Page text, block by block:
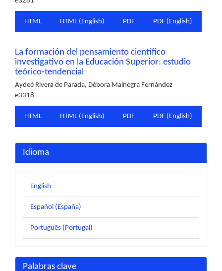
HTML HTML (English) PDF PDF (English)
La formación del pensamiento científico
investigativo en la Educación Superior: estudio
teórico-tendencial
Aydeé Rivera de Parada, Débora Mainegra Fernández
e3318
HTML HTML (English) PDF PDF (English)
Idioma
English
Español (España)
Português (Portugal)
Palabras clave